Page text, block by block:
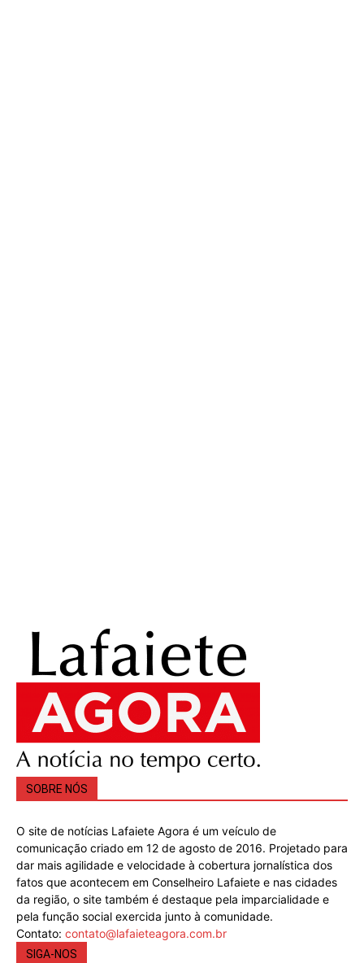
SOBRE NÓS
O site de notícias Lafaiete Agora é um veículo de
comunicação criado em 12 de agosto de 2016. Projetado para
dar mais agilidade e velocidade à cobertura jornalística dos
fatos que acontecem em Conselheiro Lafaiete e nas cidades
da região, o site também é destaque pela imparcialidade e
pela função social exercida junto à comunidade.
Contato: contato@lafaieteagora.com.br
SIGA-NOS